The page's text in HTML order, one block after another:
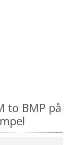
to BMP på